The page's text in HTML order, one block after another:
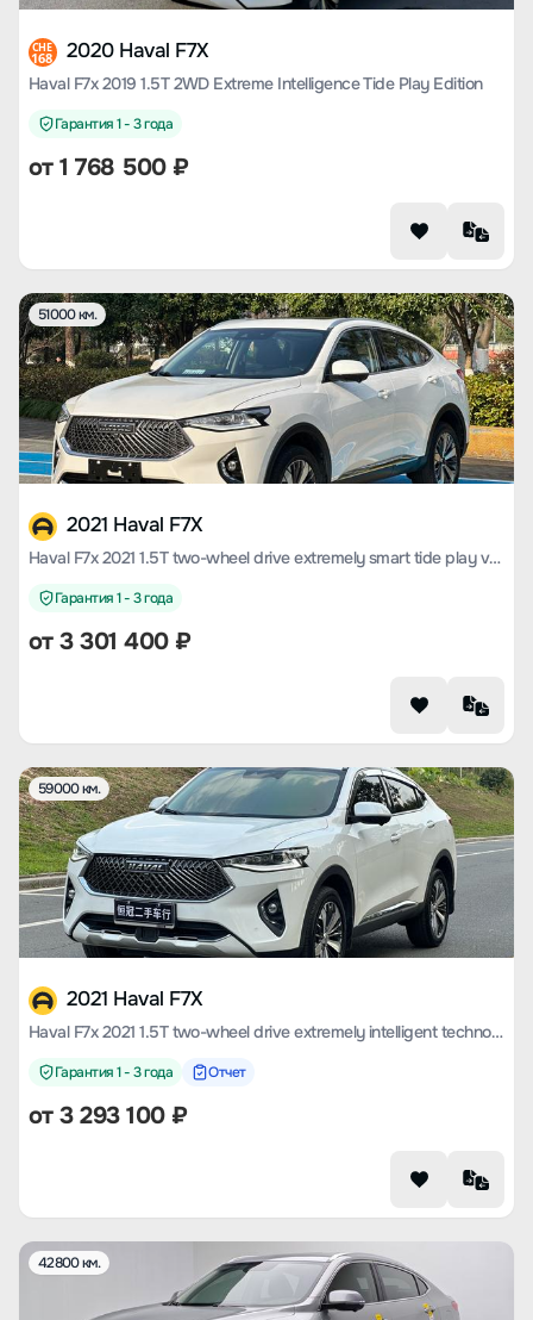
CHE
168 2020 Haval F7X
Haval F7x 2019 1.5T 2WD Extreme Intelligence Tide Play Edition
Гарантия 1 - 3 года
от1 768 500₽
51000 км.
2021 Haval F7X
Haval F7x 2021 1.5T two-wheel drive extremely smart tide play version
Гарантия 1 - 3 года
от3 301 400₽
59000 км.
2021 Haval F7X
Haval F7x 2021 1.5T two-wheel drive extremely intelligent technology version
Гарантия 1 - 3 года Отчет
от3 293 100₽
42800 км.